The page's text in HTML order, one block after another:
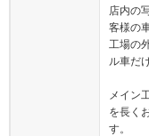
店内の
客様の
工場の
ル車だ
メイン
を長く
す。